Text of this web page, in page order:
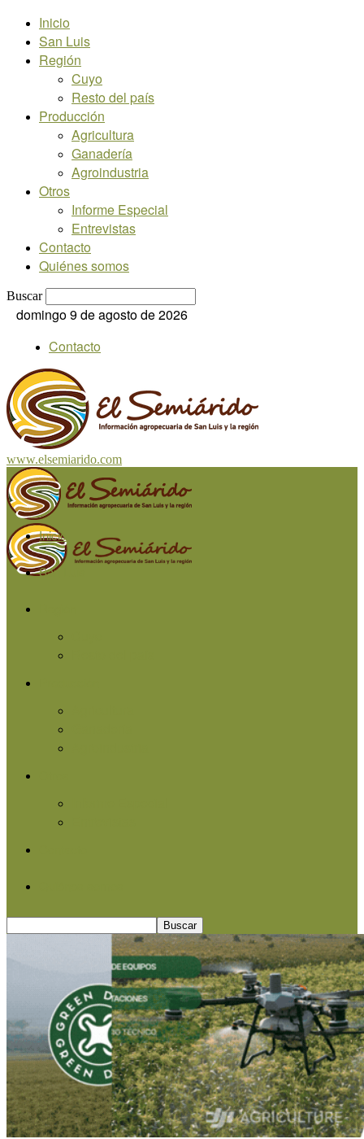
Inicio
San Luis
Región
Cuyo
Resto del país
Producción
Agricultura
Ganadería
Agroindustria
Otros
Informe Especial
Entrevistas
Contacto
Quiénes somos
Buscar
domingo 9 de agosto de 2026
Contacto
www.elsemiarido.com
Inicio
San Luis